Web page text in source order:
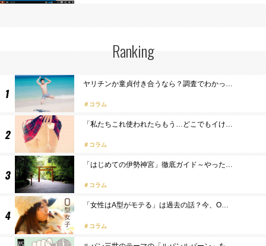
Ranking
ヤリチンか童貞付き合うなら？調査でわかっ…
コラム
「私たちこれ使われたらもう…どこでもイけ…
コラム
「はじめての伊勢神宮」徹底ガイド～やった…
コラム
「女性はA型がモテる」は過去の話？今、O…
コラム